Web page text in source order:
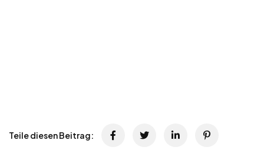
Teile diesen Beitrag: